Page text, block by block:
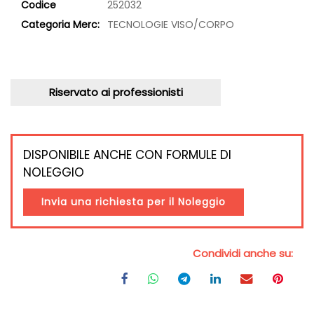
Codice
252032
Categoria Merc: TECNOLOGIE VISO/CORPO
Riservato ai professionisti
DISPONIBILE ANCHE CON FORMULE DI
NOLEGGIO
Invia una richiesta per il Noleggio
Condividi anche su: